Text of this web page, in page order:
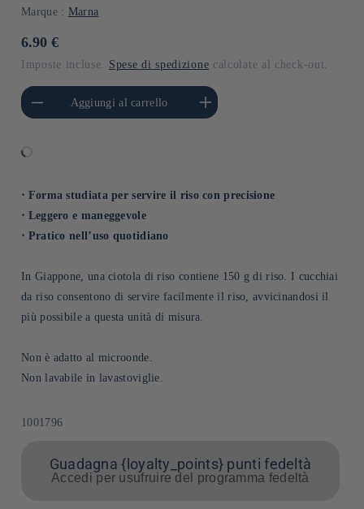
Marque : Marna
Prezzo
listino
6.90 €
Imposte incluse. Spese di spedizione calcolate al check-out.
quantità per Default
Title
Aggiungi al carrello
Aumenta quantità per Default
Title
⋅ Forma studiata per servire il riso con precisione
⋅ Leggero e maneggevole
⋅ Pratico nell’uso quotidiano
In Giappone, una ciotola di riso contiene 150 g di riso. I cucchiai
da riso consentono di servire facilmente il riso, avvicinandosi il
più possibile a questa unità di misura.
Non è adatto al microonde.
Non lavabile in lavastoviglie.
SKU:
1001796
Guadagna {loyalty_points} punti fedeltà
Accedi per usufruire del programma fedeltà